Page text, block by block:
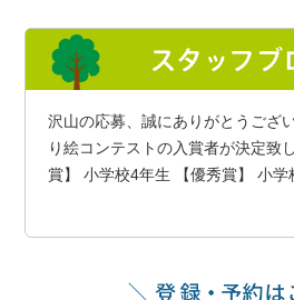
沢山の応募、誠にありがとうござ
り絵コンテストの入賞者が決定致
賞】 小学校4年生 【優秀賞】 小